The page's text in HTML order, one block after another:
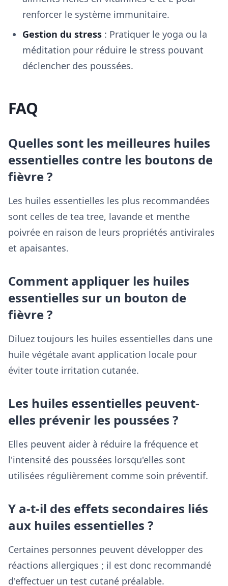
renforcer le système immunitaire.
Gestion du stress : Pratiquer le yoga ou la
méditation pour réduire le stress pouvant
déclencher des poussées.
FAQ
Quelles sont les meilleures huiles
essentielles contre les boutons de
fièvre ?
Les huiles essentielles les plus recommandées
sont celles de tea tree, lavande et menthe
poivrée en raison de leurs propriétés antivirales
et apaisantes.
Comment appliquer les huiles
essentielles sur un bouton de
fièvre ?
Diluez toujours les huiles essentielles dans une
huile végétale avant application locale pour
éviter toute irritation cutanée.
Les huiles essentielles peuvent-
elles prévenir les poussées ?
Elles peuvent aider à réduire la fréquence et
l'intensité des poussées lorsqu'elles sont
utilisées régulièrement comme soin préventif.
Y a-t-il des effets secondaires liés
aux huiles essentielles ?
Certaines personnes peuvent développer des
réactions allergiques ; il est donc recommandé
d'effectuer un test cutané préalable.